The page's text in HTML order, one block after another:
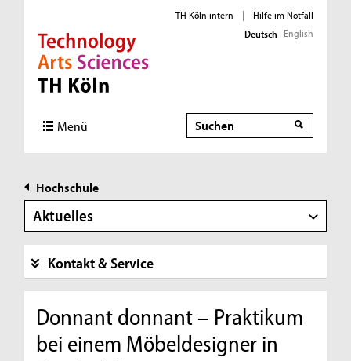
Direkt zur Hauptnavigation
Direkt zur Subnavigation
Direkt zum Inhalt
Direkt zum Fußbereich
TH Köln intern |
Hilfe im Notfall
Deutsch English
Menü Suche
Hochschule
Aktuelles
Kontakt & Service
Donnant donnant – Praktikum
bei einem Möbeldesigner in